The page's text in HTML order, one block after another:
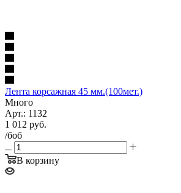
Лента корсажная 45 мм.(100мет.)
Много
Арт.: 1132
1 012 руб.
/боб
В корзину